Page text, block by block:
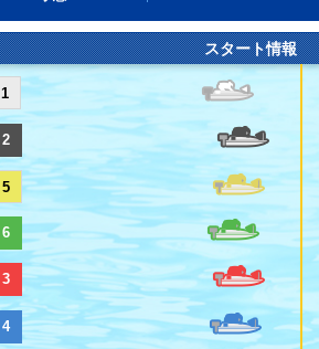
スタート情報
1
2
5
6
3
4